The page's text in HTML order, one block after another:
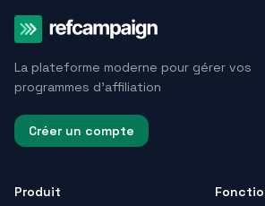
La plateforme moderne pour gérer vos
programmes d'affiliation
Créer un compte
Produit